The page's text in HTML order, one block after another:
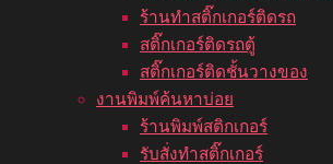
ร้านทำสติ๊กเกอร์ติดรถ
สติ๊กเกอร์ติดรถตู้
สติ๊กเกอร์ติดชั้นวางของ
งานพิมพ์ค้นหาบ่อย
ร้านพิมพ์สติกเกอร์
รับสั่งทำสติ๊กเกอร์